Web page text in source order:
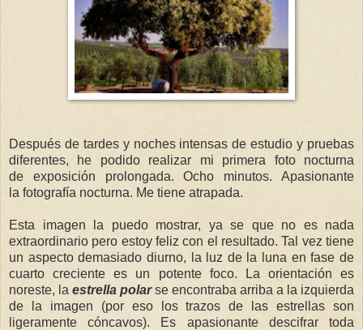
Después de tardes y noches intensas de estudio y pruebas
diferentes, he podido realizar mi primera foto nocturna
de exposición prolongada. Ocho minutos. Apasionante
la fotografía nocturna. Me tiene atrapada.
Esta imagen la puedo mostrar, ya se que no es nada
extraordinario pero estoy feliz con el resultado. Tal vez tiene
un aspecto demasiado diurno, la luz de la luna en fase de
cuarto creciente es un potente foco. La orientación es
noreste, la estrella polarse encontraba arriba a la izquierda
de la imagen (por eso los trazos de las estrellas son
ligeramente cóncavos). Es apasionante descifrar toda